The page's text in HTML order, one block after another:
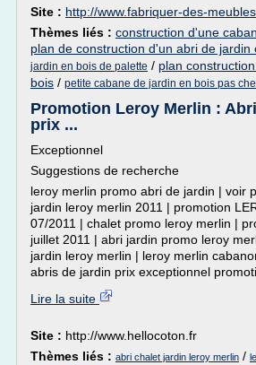
Site : http://www.fabriquer-des-
Thèmes liés : construction d'une
plan de construction d'un abri de jardin
jardin en bois de palette / plan
bois / petite cabane de jardin en bois pas
Promotion Leroy Merlin :
prix ...
Exceptionnel
Suggestions de recherche
leroy merlin promo abri de jardin | voir
jardin leroy merlin 2011 | promotion
07/2011 | chalet promo leroy merlin |
juillet 2011 | abri jardin promo leroy
jardin leroy merlin | leroy merlin
abris de jardin prix exceptionnel
Lire la suite
Site : http://www.hellocoton.fr
Thèmes liés : abri chalet jardin leroy merlin /